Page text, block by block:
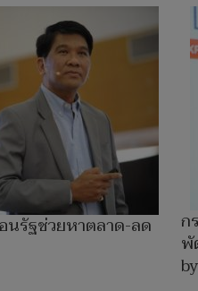
นรัฐช่วยหาตลาด-ลด
ก
พั